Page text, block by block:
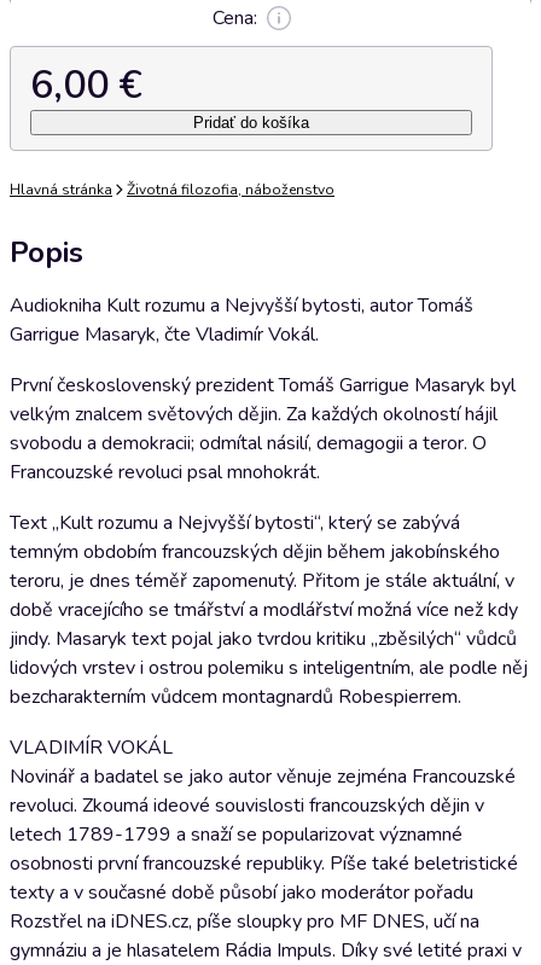
Cena:
6,00 €
Pridať do košíka
Hlavná stránka Životná filozofia, náboženstvo
Popis
Audiokniha Kult rozumu a Nejvyšší bytosti, autor Tomáš
Garrigue Masaryk, čte Vladimír Vokál.
První československý prezident Tomáš Garrigue Masaryk byl
velkým znalcem světových dějin. Za každých okolností hájil
svobodu a demokracii; odmítal násilí, demagogii a teror. O
Francouzské revoluci psal mnohokrát.
Text „Kult rozumu a Nejvyšší bytosti“, který se zabývá
temným obdobím francouzských dějin během jakobínského
teroru, je dnes téměř zapomenutý. Přitom je stále aktuální, v
době vracejícího se tmářství a modlářství možná více než kdy
jindy. Masaryk text pojal jako tvrdou kritiku „zběsilých“ vůdců
lidových vrstev i ostrou polemiku s inteligentním, ale podle něj
bezcharakterním vůdcem montagnardů Robespierrem.
VLADIMÍR VOKÁL
Novinář a badatel se jako autor věnuje zejména Francouzské
revoluci. Zkoumá ideové souvislosti francouzských dějin v
letech 1789-1799 a snaží se popularizovat významné
osobnosti první francouzské republiky. Píše také beletristické
texty a v současné době působí jako moderátor pořadu
Rozstřel na iDNES.cz, píše sloupky pro MF DNES, učí na
gymnáziu a je hlasatelem Rádia Impuls. Díky své letité praxi v